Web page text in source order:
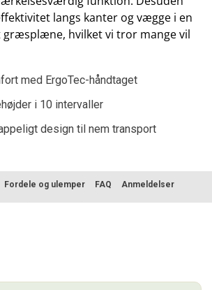
langs kanter og vægge i en
hvilket vi tror mange vil
med ErgoTec-håndtaget
i 10 intervaller
design til nem transport
Fordele og ulemper FAQ Anmeldelser